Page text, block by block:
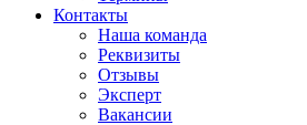
Контакты
Наша команда
Реквизиты
Отзывы
Эксперт
Вакансии